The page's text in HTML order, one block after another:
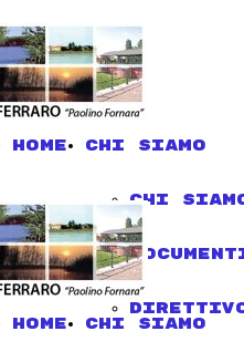
Home chi siamo
chi
Home chi siamo